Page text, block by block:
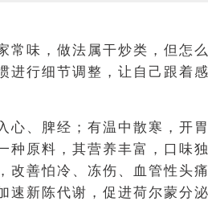
常味，做法属干炒类，但怎
进行细节调整，让自己跟着
心、脾经；有温中散寒，开
种原料，其营养丰富，口味
改善怕冷、冻伤、血管性头
速新陈代谢，促进荷尔蒙分